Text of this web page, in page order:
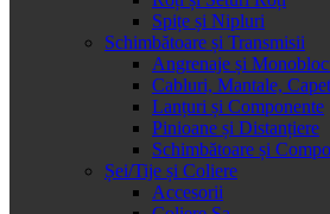
Spițe și Nipluri
Schimbătoare și Transmisii
Angrenaje și
Cabluri, Mantale,
Lanțuri și Componente
Pinioane și Distanțiere
Schimbătoare și
Șei/Tije și Coliere
Accesorii